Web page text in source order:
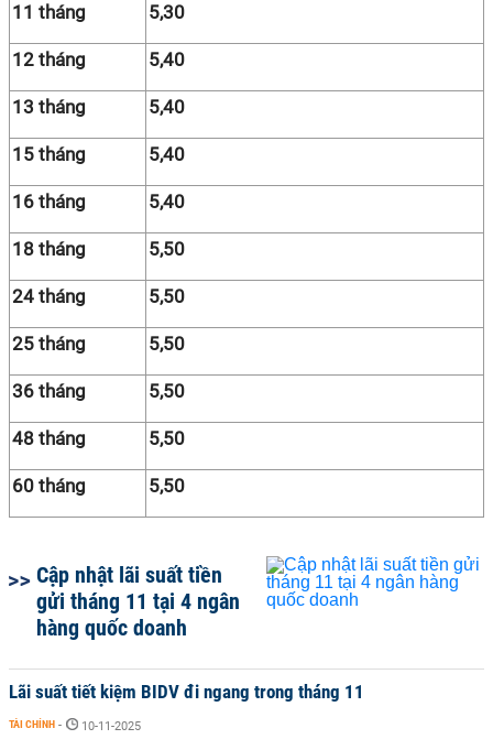
11 tháng 5,30
12 tháng 5,40
13 tháng 5,40
15 tháng 5,40
16 tháng 5,40
18 tháng 5,50
24 tháng 5,50
25 tháng 5,50
36 tháng 5,50
48 tháng 5,50
60 tháng 5,50
Cập nhật lãi suất tiền
gửi tháng 11 tại 4 ngân
hàng quốc doanh
Lãi suất tiết kiệm BIDV đi ngang trong tháng 11
TÀI CHÍNH - 10-11-2025